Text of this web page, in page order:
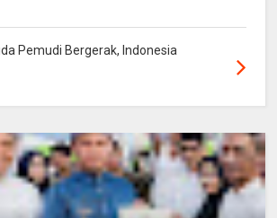
Pemudi Bergerak, Indonesia